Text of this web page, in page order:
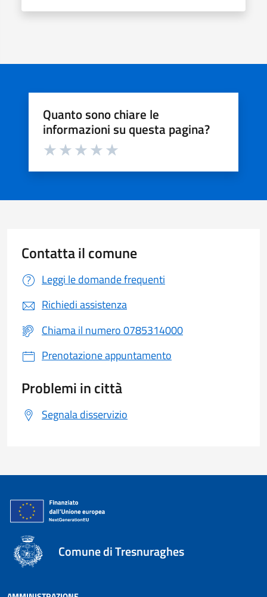
Quanto sono chiare le
informazioni su questa pagina?
Valuta da 1 a 5 stelle la pagina
Contatta il comune
Leggi le domande frequenti
Richiedi assistenza
Chiama il numero 0785314000
Prenotazione appuntamento
Problemi in città
Segnala disservizio
Comune di Tresnuraghes